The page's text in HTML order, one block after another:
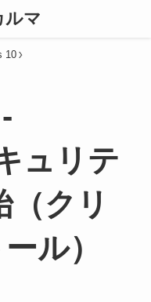
ルマ
10
ュリテ
（クリ
ル）